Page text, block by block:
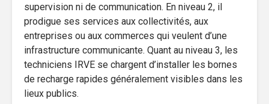
supervision ni de communication. En niveau 2, il
prodigue ses services aux collectivités, aux
entreprises ou aux commerces qui veulent d’une
infrastructure communicante. Quant au niveau 3, les
techniciens IRVE se chargent d’installer les bornes
de recharge rapides généralement visibles dans les
lieux publics.